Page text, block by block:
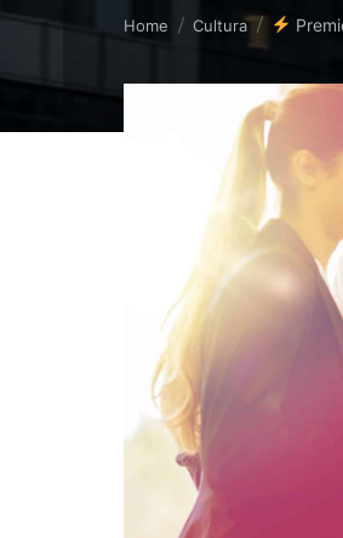
Tu sei qui:
Home Cultura